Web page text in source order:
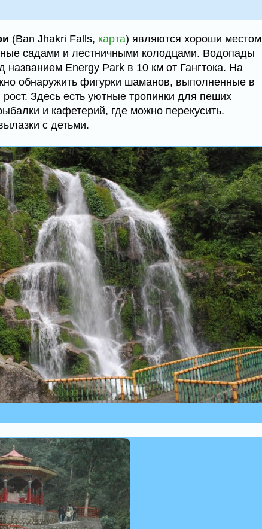
(Ban Jhakri Falls, карта) являются хороши местом
садами и лестничными колодцами. Водопады
названием Energy Park в 10 км от Гангтока. На
обнаружить фигурки шаманов, выполненные в
Здесь есть уютные тропинки для пеших
и кафетерий, где можно перекусить.
с детьми.